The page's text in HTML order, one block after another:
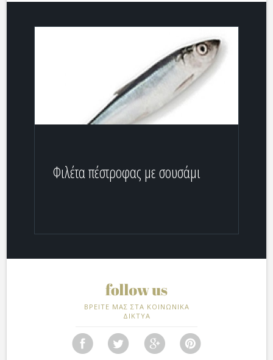
Φιλέτα πέστροφας με σουσάμι
ΒΡΕΙΤΕ ΜΑΣ ΣΤΑ ΚΟΙΝΩΝΙΚΑ
ΔΙΚΤΥΑ